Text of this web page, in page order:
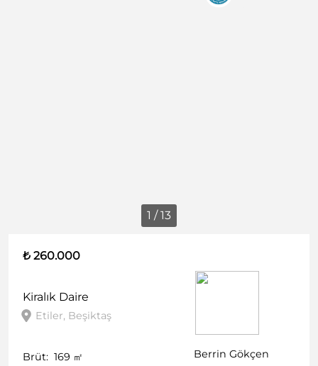
1 / 13
₺ 260.000
Kiralık Daire
Etiler, Beşiktaş
Brüt: 169 ㎡
Berrin Gökçen